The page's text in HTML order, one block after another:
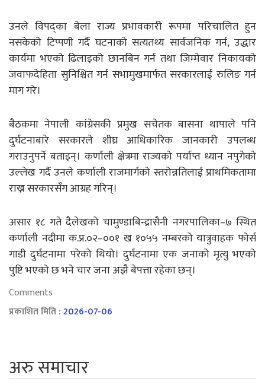
उनले विपद्का बेला राज्य प्रभावकारी रूपमा परिचालित हुन
नसकेको टिप्पणी गर्दै घटनाको सत्यतथ्य सार्वजनिक गर्न, उद्धार
कार्यमा भएको ढिलाइको छानबिन गर्न तथा जिम्मेवार निकायको
जवाफदेहिता सुनिश्चित गर्न सभामुखमार्फत सरकारलाई रुलिङ गर्न
माग गरे।
बैठकमा नेपाली कांग्रेसकी प्रमुख सचेतक बासना थापाले पनि
दुर्घटनाबारे सरकारले शीघ्र आधिकारिक जानकारी उपलब्ध
गराउनुपर्ने बताइन्। कर्णाली क्षेत्रमा राज्यको पर्याप्त ध्यान नपुगेको
उल्लेख गर्दै उनले कर्णाली राजमार्गको स्तरोन्नतिलाई प्राथमिकतामा
राख्न सरकारसँग आग्रह गरिन्।
असार १८ गते दैलेखको चामुण्डाबिन्द्रासैनी नगरपालिका–७ स्थित
कर्णाली नदीमा क.प्र.०२–००१ ख १०५५ नम्बरको यात्रुवाहक फोर्स
गाडी दुर्घटनामा परेको थियो। दुर्घटनामा एक जनाको मृत्यु भएको
पुष्टि भएको छ भने चार जना अझै बेपत्ता रहेका छन्।
Comments
प्रकाशित मिति :2026-07-06
अरु समाचार